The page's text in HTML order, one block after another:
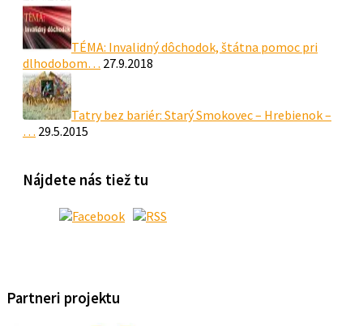
TÉMA: Invalidný dôchodok, štátna pomoc pri
dlhodobom… 27.9.2018
Tatry bez bariér: Starý Smokovec – Hrebienok –
… 29.5.2015
Nájdete nás tiež tu
Partneri projektu